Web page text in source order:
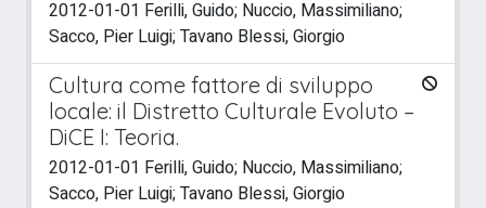
2012-01-01 Ferilli, Guido; Nuccio, Massimiliano;
Sacco, Pier Luigi; Tavano Blessi, Giorgio
Cultura come fattore di sviluppo
locale: il Distretto Culturale Evoluto –
DiCE I: Teoria.
2012-01-01 Ferilli, Guido; Nuccio, Massimiliano;
Sacco, Pier Luigi; Tavano Blessi, Giorgio